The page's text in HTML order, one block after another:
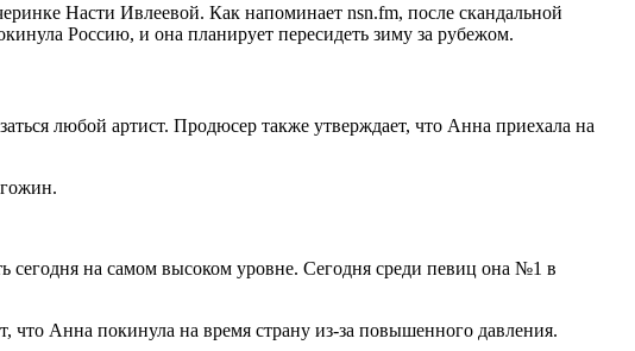
Насти Ивлеевой. Как напоминает nsn.fm, после скандальной
Россию, и она планирует пересидеть зиму за рубежом.
любой артист. Продюсер также утверждает, что Анна приехала на
сегодня на самом высоком уровне. Сегодня среди певиц она №1 в
что Анна покинула на время страну из-за повышенного давления.